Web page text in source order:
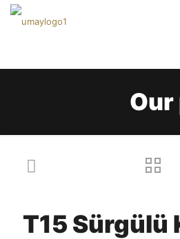
T15 Sürgülü